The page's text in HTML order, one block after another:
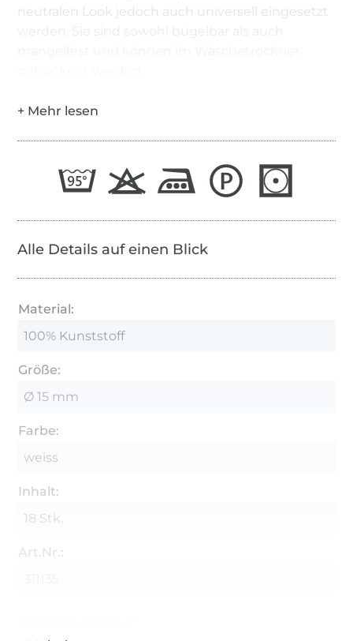
neutralen Look jedoch auch universell eingesetzt
Alle Details auf einen Blick
Material:
100% Kunststoff
Größe:
Ø 15 mm
Farbe:
weiss
Inhalt:
18 Stk.
Art.Nr.: